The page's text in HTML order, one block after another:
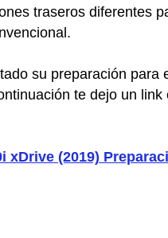
traseros diferentes
su preparación para
te dejo un link
xDrive (2019)